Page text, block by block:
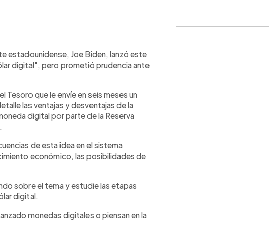
estadounidense, Joe Biden, lanzó este
digital", pero prometió prudencia ante
que le envíe en seis meses un
las ventajas y desventajas de la
digital por parte de la Reserva
de esta idea en el sistema
económico, las posibilidades de
sobre el tema y estudie las etapas
digital.
monedas digitales o piensan en la